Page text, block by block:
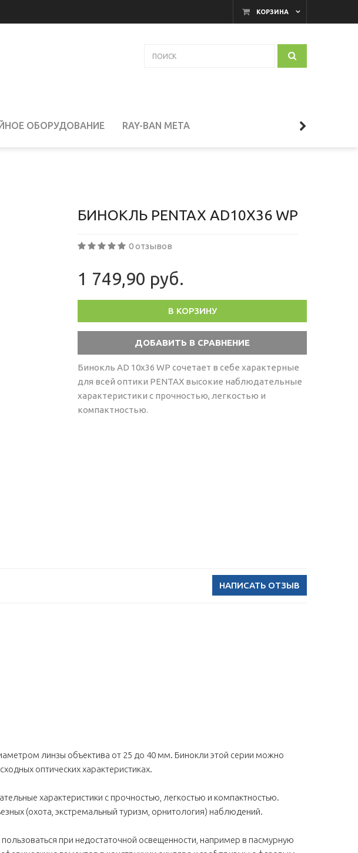
КОРЗИНА
ОБОРУДОВАНИЕ RAY-BAN META
БИНОКЛИ ТЕЛЕСКОПЫ
АКСЕССУАРЫ
БИНОКЛЬ PENTAX AD10X36 WP
0 отзывов
1 749,90 руб.
В КОРЗИНУ
Бинокль AD 10х36 WP сочетает в себе характерные
для всей оптики PENTAX высокие наблюдательные
характеристики с прочностью, легкостью и
компактностью.
НАПИСАТЬ ОТЗЫВ
линзы объектива от 25 до 40 мм. Бинокли этой серии можно
оптических характеристиках.
характеристики с прочностью, легкостью и компактностью.
(охота, экстремальный туризм, орнитология) наблюдений.
при недостаточной освещенности, например в пасмурную